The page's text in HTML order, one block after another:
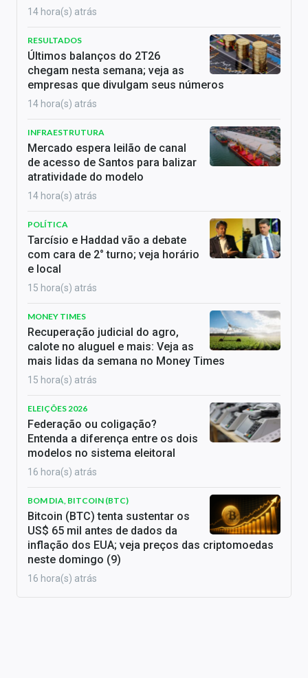
14 hora(s) atrás
RESULTADOS
Últimos balanços do 2T26
chegam nesta semana; veja as
empresas que divulgam seus números
14 hora(s) atrás
INFRAESTRUTURA
Mercado espera leilão de canal
de acesso de Santos para balizar
atratividade do modelo
14 hora(s) atrás
POLÍTICA
Tarcísio e Haddad vão a debate
com cara de 2° turno; veja horário
e local
15 hora(s) atrás
MONEY TIMES
Recuperação judicial do agro,
calote no aluguel e mais: Veja as
mais lidas da semana no Money Times
15 hora(s) atrás
ELEIÇÕES 2026
Federação ou coligação?
Entenda a diferença entre os dois
modelos no sistema eleitoral
16 hora(s) atrás
BOM DIA, BITCOIN (BTC)
Bitcoin (BTC) tenta sustentar os
US$ 65 mil antes de dados da
inflação dos EUA; veja preços das criptomoedas
neste domingo (9)
16 hora(s) atrás